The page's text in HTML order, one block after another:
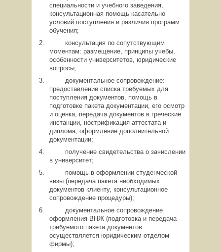
специальности и учебного заведения,
консультационная помощь касательно
условий поступления и различия программ
обучения;
консультация по сопутствующим
моментам: размещение, принципы учебы,
особенности университетов, юридические
вопросы;
документальное сопровождение:
предоставление списка требуемых для
поступления документов, помощь в
подготовке пакета документации, его осмотр
и оценка, передача документов в греческие
инстанции, нострификация аттестата и
диплома, оформление дополнительной
документации;
получение свидетельства о зачислении
в университет;
помощь в оформлении студенческой
визы (передача пакета необходимых
документов клиенту, консультационное
сопровождение процедуры);
документальное сопровождение
оформления ВНЖ (подготовка и передача
требуемого пакета документов
осуществляется юридическим отделом
фирмы);